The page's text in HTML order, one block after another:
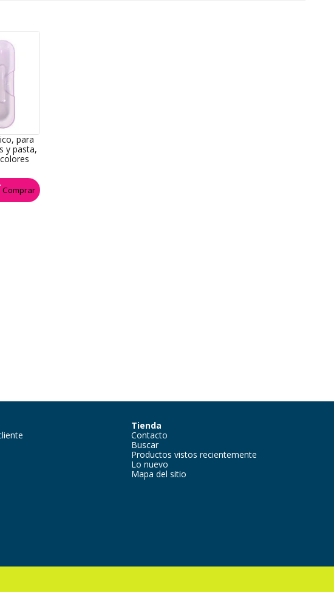
para
y pasta,
Comprar
Tienda
Contacto
Buscar
Productos vistos recientemente
Lo nuevo
Mapa del sitio